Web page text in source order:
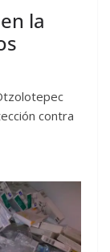
la
contra